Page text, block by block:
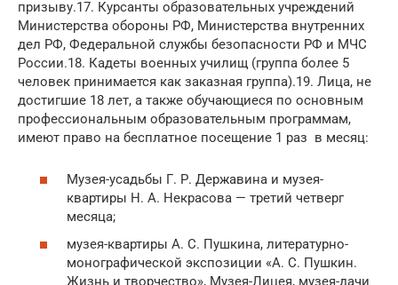
призыву.17. Курсанты образовательных учреждений
Министерства обороны РФ, Министерства внутренних
дел РФ, Федеральной службы безопасности РФ и МЧС
России.18. Кадеты военных училищ (группа более 5
человек принимается как заказная группа).19. Лица, не
достигшие 18 лет, а также обучающиеся по основным
профессиональным образовательным программам,
имеют право на бесплатное посещение 1 раз в месяц:
Музея-усадьбы Г. Р. Державина и музея-
квартиры Н. А. Некрасова — третий четверг
месяца;
музея-квартиры А. С. Пушкина, литературно-
монографической экспозиции «А. С. Пушкин.
Жизнь и творчество», Музея-Лицея, музея-дачи